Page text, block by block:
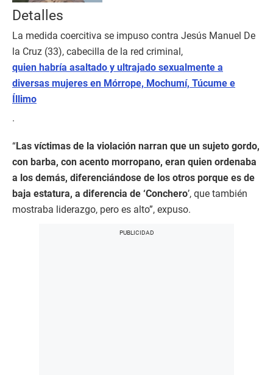
Detalles
La medida coercitiva se impuso contra Jesús Manuel De
la Cruz (33), cabecilla de la red criminal,
quien habría asaltado y ultrajado sexualmente a
diversas mujeres en Mórrope, Mochumí, Túcume e
Íllimo
.
“Las víctimas de la violación narran que un sujeto gordo,
con barba, con acento morropano, eran quien ordenaba
a los demás, diferenciándose de los otros porque es de
baja estatura, a diferencia de ‘Conchero’, que también
mostraba liderazgo, pero es alto”, expuso.